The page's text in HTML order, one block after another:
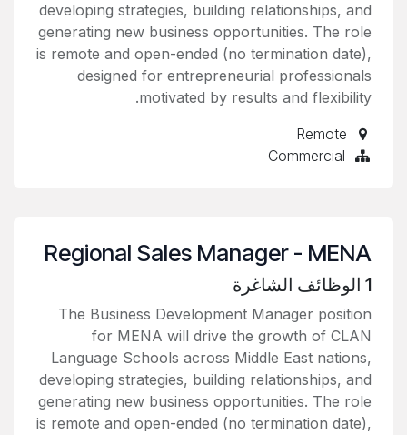
developing strategies, building relationships, and
generating new business opportunities. The role
is remote and open-ended (no termination date),
designed for entrepreneurial professionals
motivated by results and flexibility.
Remote
Commercial
Regional Sales Manager - MENA
1 الوظائف الشاغرة
The Business Development Manager position
for MENA will drive the growth of CLAN
Language Schools across Middle East nations,
developing strategies, building relationships, and
generating new business opportunities. The role
is remote and open-ended (no termination date),